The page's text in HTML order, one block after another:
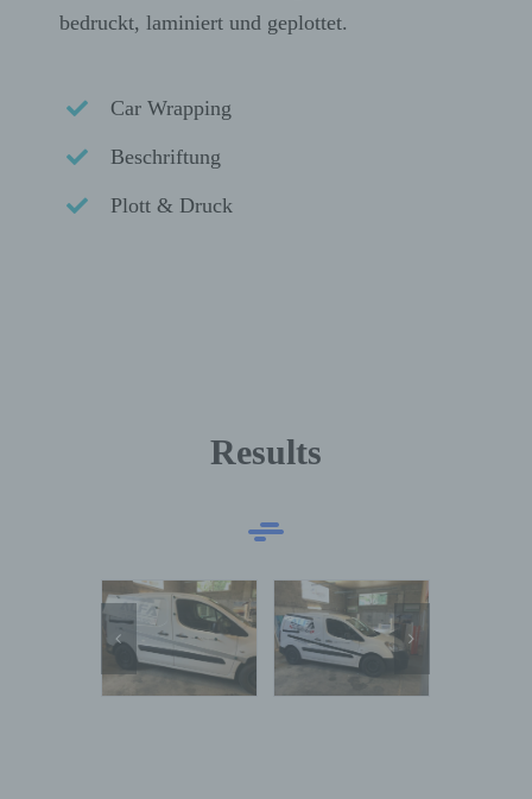
bedruckt, laminiert und geplottet.
Car Wrapping
Beschriftung
Plott & Druck
Results